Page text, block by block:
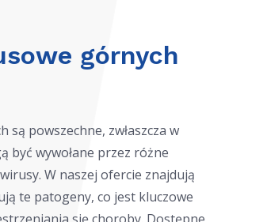
górnych
powszechne, zwłaszcza w
być wywołane przez różne
W naszej ofercie znajdują
te patogeny, co jest kluczowe